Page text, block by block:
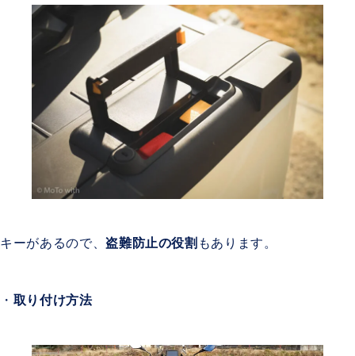
キーがあるので、盗難防止の役割 もあります。
・ 取り付け方法